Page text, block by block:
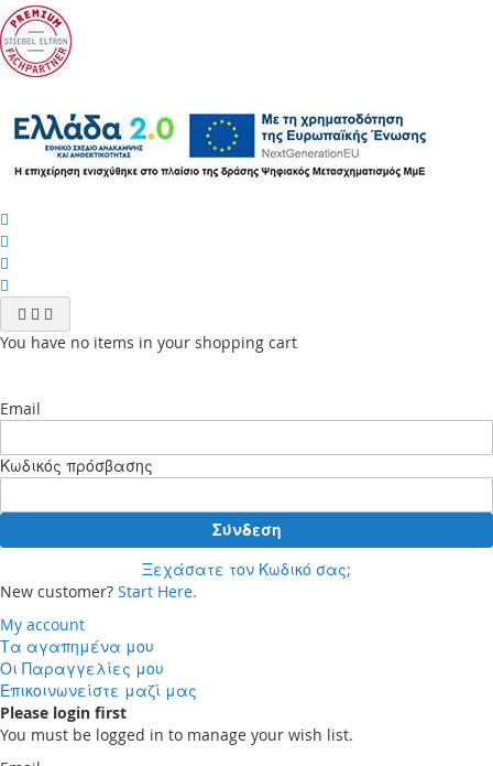
You have no items in your shopping cart
Email
Κωδικός πρόσβασης
Σύνδεση
Ξεχάσατε τον Κωδικό σας;
New customer? Start Here.
My account
Τα αγαπημένα μου
Οι Παραγγελίες μου
Επικοινωνείστε μαζί μας
Please login first
You must be logged in to manage your wish list.